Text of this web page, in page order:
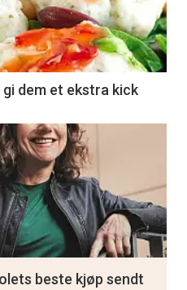
dem et ekstra kick
beste kjøp sendt